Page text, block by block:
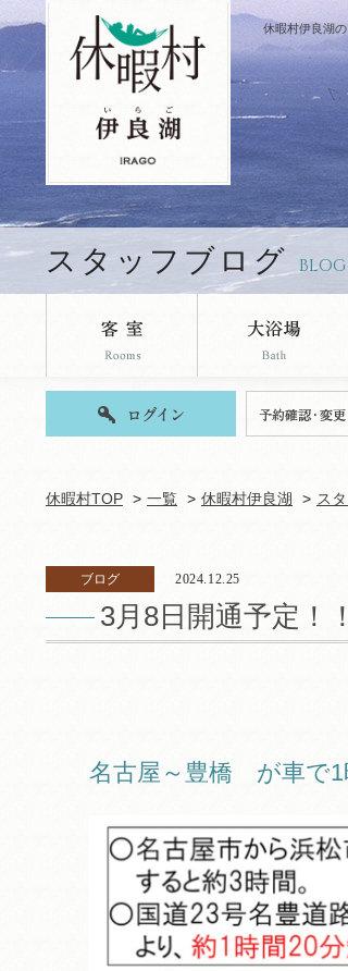
休暇村伊良湖の
スタッフブログ BLOG
休暇村TOP 一覧 休暇村伊良湖 ス
ブログ 2024.12.25
3月8日開通予定！
名古屋～豊橋 が車で